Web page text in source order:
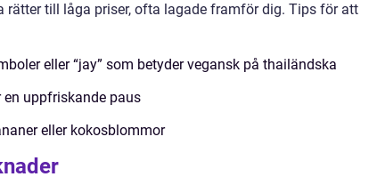
rätter till låga priser, ofta lagade framför dig. Tips för att
eller “jay” som betyder vegansk på thailändska
uppfriskande paus
eller kokosblommor